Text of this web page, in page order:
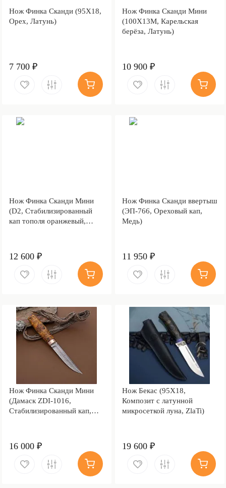
Нож Финка Сканди (95Х18,
Орех, Латунь)
7 700 ₽
Нож Финка Сканди Мини
(100Х13М, Карельская
берёза, Латунь)
10 900 ₽
Нож Финка Сканди Мини
(D2, Стабилизированный
кап тополя оранжевый,
12 600 ₽
Нож Финка Сканди ввертыш
(ЭП-766, Ореховый кап,
Медь)
11 950 ₽
Нож Финка Сканди Мини
(Дамаск ZDI-1016,
Стабилизированный кап,
16 000 ₽
Нож Бекас (95Х18,
Композит с латунной
микросеткой луна, ZlaTi)
19 600 ₽